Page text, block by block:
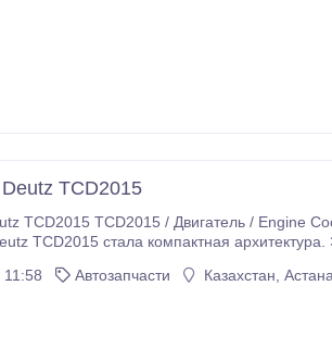
TCD2015
новый Главной особенностью высокопроизводительнх
TCD2015 стала компактная архитектура. Это
управления электромагнитными
11:58 Автозапчасти Казахстан, Астана